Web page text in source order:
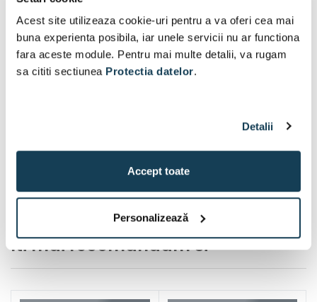
Acest site utilizeaza cookie-uri pentru a va oferi cea mai
buna experienta posibila, iar unele servicii nu ar functiona
fara aceste module. Pentru mai multe detalii, va rugam
sa cititi sectiunea Protectia datelor.
Detalii
Accept toate
Personalizează
Iti mai recomandam si